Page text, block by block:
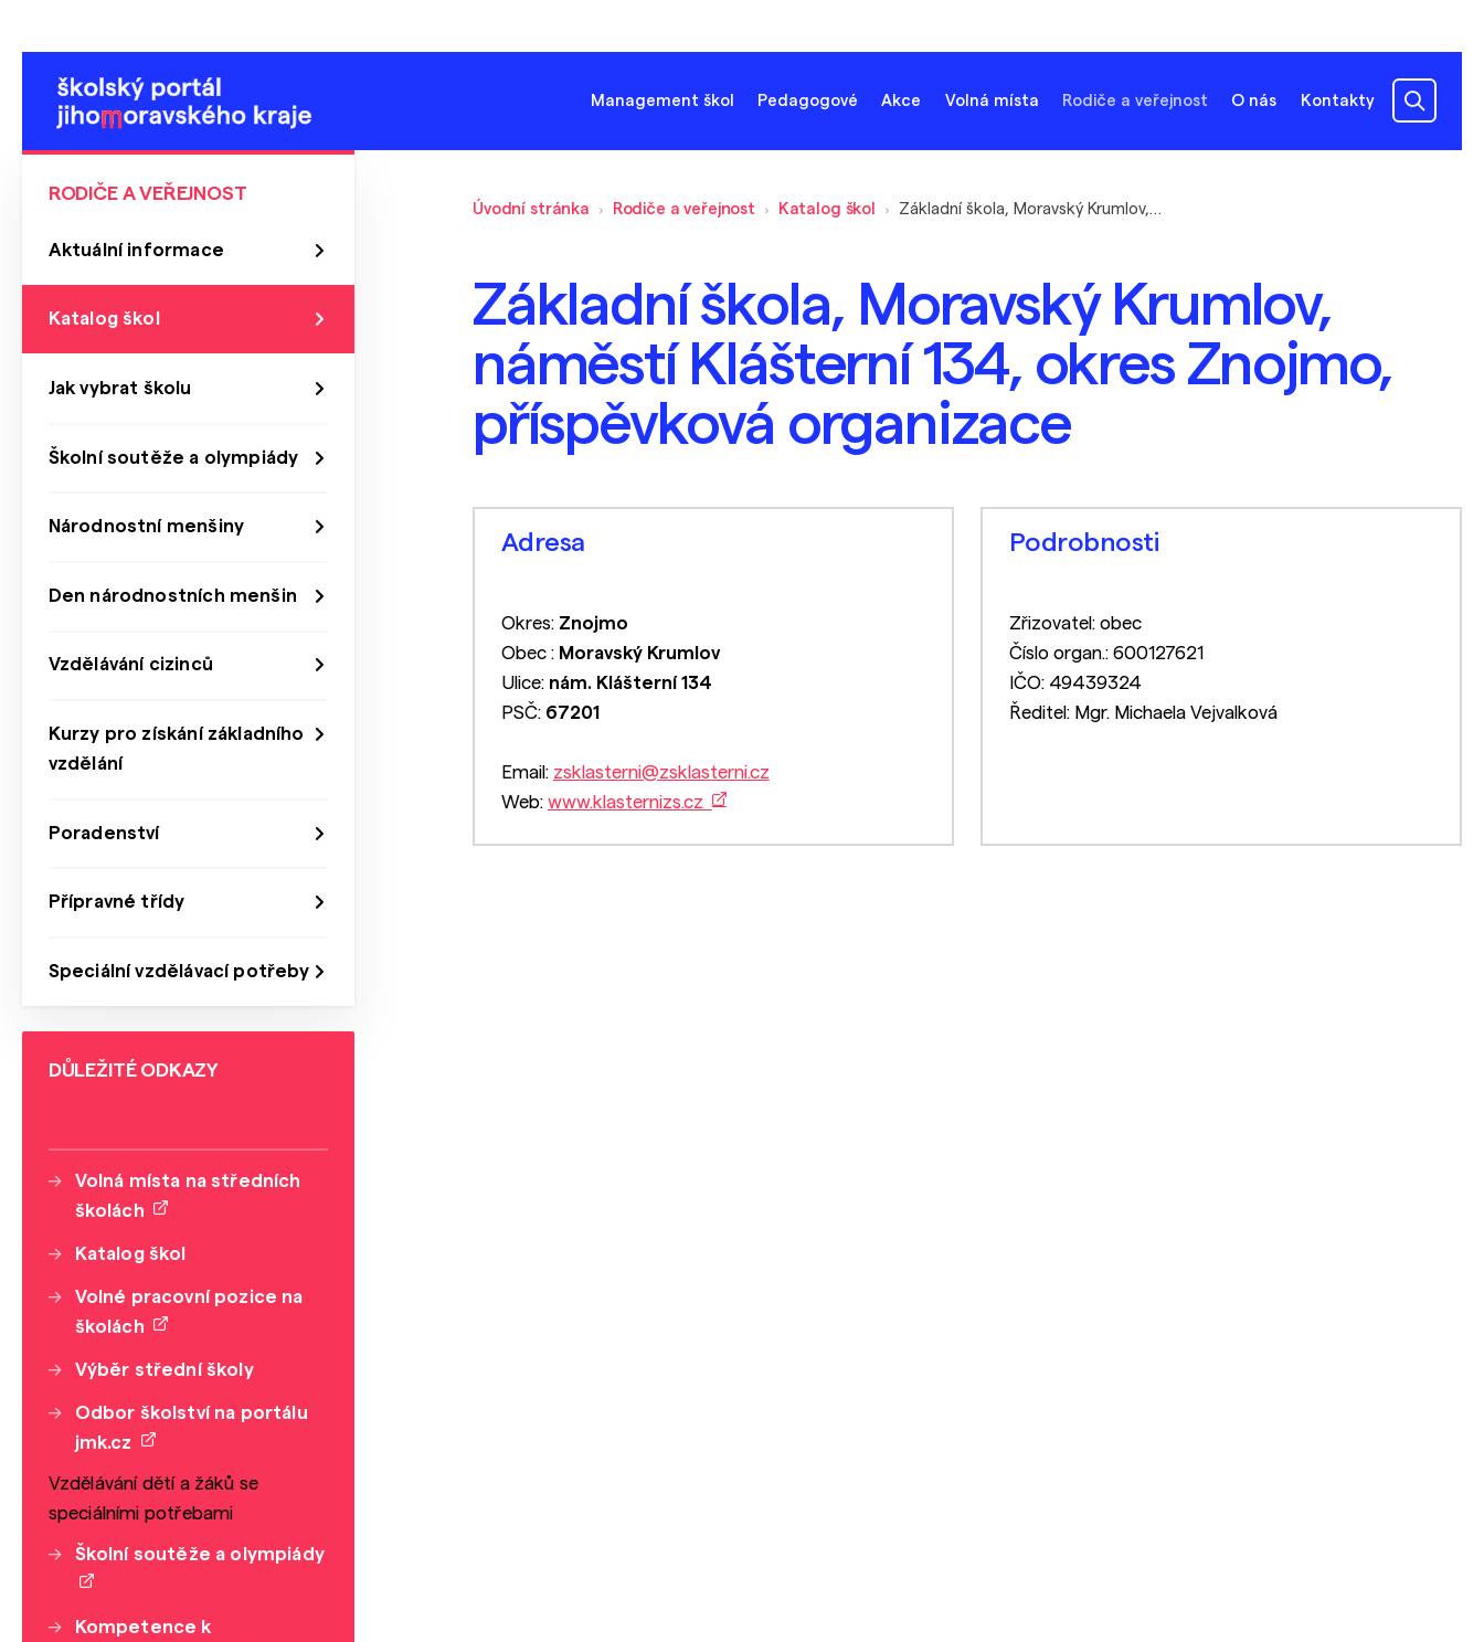
Management škol Pedagogové Akce Volná místa Rodiče a veřejnost O nás Kontakty
Úvodní stránka Rodiče a veřejnost Katalog škol Základní škola, Moravský Krumlov, náměstí Klášterní 134, okres Znojmo, příspěvková organizace
Základní škola, Moravský Krumlov,
náměstí Klášterní 134, okres Znojmo,
příspěvková organizace
Adresa
Okres: Znojmo
Obec : Moravský Krumlov
Ulice: nám. Klášterní 134
PSČ: 67201
Email: zsklasterni@zsklasterni.cz
Web: www.klasternizs.cz
Podrobnosti
Zřizovatel: obec
Číslo organ.: 600127621
IČO: 49439324
Ředitel: Mgr. Michaela Vejvalková
RODIČE A VEŘEJNOST
Aktuální informace
Katalog škol
Jak vybrat školu
Školní soutěže a olympiády
Národnostní menšiny
Den národnostních menšin
Vzdělávání cizinců
Kurzy pro získání základního
vzdělání
Poradenství
Přípravné třídy
Speciální vzdělávací potřeby
DŮLEŽITÉ ODKAZY
Volná místa na středních
školách
Katalog škol
Volné pracovní pozice na
školách
Výběr střední školy
Odbor školství na portálu
jmk.cz
Vzdělávání dětí a žáků se
speciálními potřebami
Školní soutěže a olympiády
Kompetence k